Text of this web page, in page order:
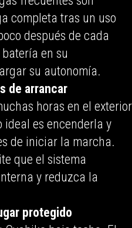
completa tras un uso
después de cada
en su
su autonomía.
de arrancar
horas en el exterior
ideal es encenderla y
de iniciar la marcha.
que el sistema
y reduzca la
protegido